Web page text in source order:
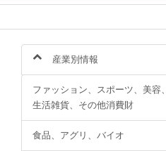
産業別情報
ファッション、スポーツ、美容、
生活雑貨、その他消費財
食品、アグリ、バイオ